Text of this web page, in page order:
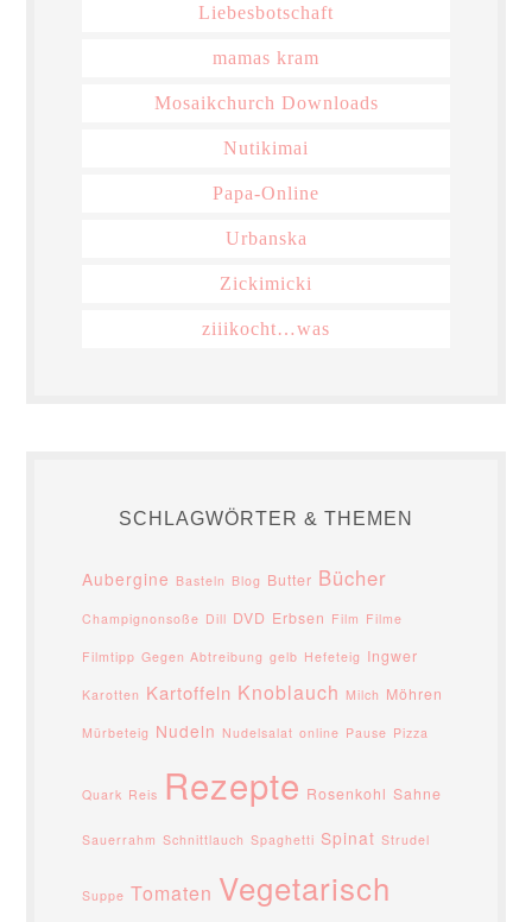
Liebesbotschaft
mamas kram
Mosaikchurch Downloads
Nutikimai
Papa-Online
Urbanska
Zickimicki
ziiikocht…was
SCHLAGWÖRTER & THEMEN
Aubergine Basteln Blog Butter Bücher
Champignonsoße Dill DVD Erbsen Film Filme
Filmtipp Gegen Abtreibung gelb Hefeteig Ingwer
Karotten Kartoffeln Knoblauch Milch Möhren
Mürbeteig Nudeln Nudelsalat online Pause Pizza
Quark Reis Rezepte Rosenkohl Sahne
Sauerrahm Schnittlauch Spaghetti Spinat Strudel
Suppe Tomaten Vegetarisch